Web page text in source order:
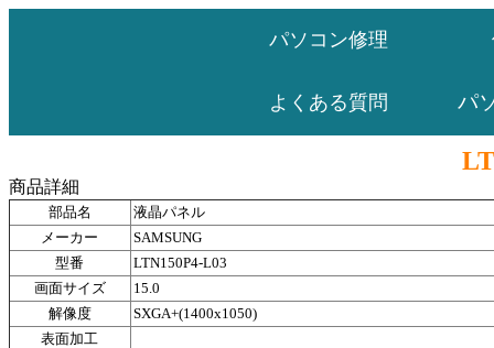
パソコン修理
よくある質問 パ
商品詳細
部品名
液晶パネル
メーカー
SAMSUNG
型番
LTN150P4-L03
画面サイズ
15.0
解像度
SXGA+(1400x1050)
表面加工